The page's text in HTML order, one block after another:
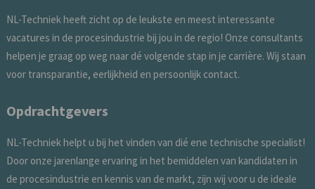
NL-Techniek heeft zicht op de leukste en meest interessante
vacatures in de procesindustrie bij jou in de regio! Onze consultants
helpen je graag op weg naar dé volgende stap in je carrière. Wij staan
voor transparantie, eerlijkheid en persoonlijk contact.
Opdrachtgevers
NL-Techniek helpt u bij het vinden van dié ene technische specialist!
Door onze jarenlange ervaring in het bemiddelen van kandidaten in
de procesindustrie en kennis van de markt, zijn wij voor u de ideale